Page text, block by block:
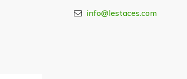
info@lestaces.com